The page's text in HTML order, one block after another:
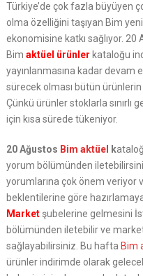
Türkiye’de çok fazla büyüyen
olma özelliğini taşıyan Bim
ekonomisine katkı sağlıyor.
Bim aktüel ürünler kataloğu
yayınlanmasına kadar devam
sürecek olması bütün
Çünkü ürünler stoklarla sınırlı
için kısa sürede tükeniyor.
20 Ağustos Bim aktüel k
yorum bölümünden
yorumlarına çok önem veriyor
beklentilerine göre
Marketşubelerine gelmesini
bölümünden iletebilir ve
sağlayabilirsiniz. Bu hafta Bim
ürünler indirimde olarak